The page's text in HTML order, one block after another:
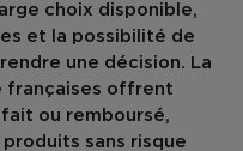
choix disponible,
et la possibilité de
une décision. La
françaises offrent
ou remboursé,
sans risque